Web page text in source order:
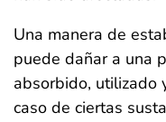
Una manera de
puede dañar a una
absorbido, utilizado
caso de ciertas